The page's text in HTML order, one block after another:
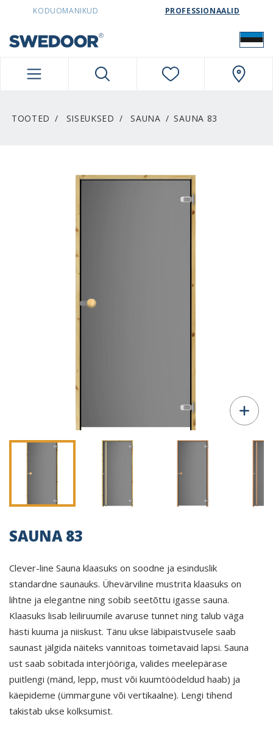
SWEDOORESTONIA NAVIGATION
KODUOMANIKUD PROFESSIONAALID
TOOTED SISEUKSED SAUNA SAUNA 83
SAUNA 83
Clever-line Sauna klaasuks on soodne ja esinduslik
standardne saunauks. Ühevärviline mustrita klaasuks on
lihtne ja elegantne ning sobib seetõttu igasse sauna.
Klaasuks lisab leiliruumile avaruse tunnet ning talub väga
hästi kuuma ja niiskust. Tänu ukse läbipaistvusele saab
saunast jälgida näiteks vannitoas toimetavaid lapsi. Sauna
ust saab sobitada interjööriga, valides meelepärase
puitlengi (mänd, lepp, must või kuumtöödeldud haab) ja
käepideme (ümmargune või vertikaalne). Lengi tihend
takistab ukse kolksumist.